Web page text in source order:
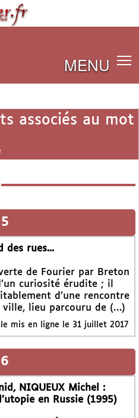
MENU
associés au mot
des rues...
de Fourier par Breton
curiosité érudite ; il
d’une rencontre
ville, lieu parcouru de (…)
mis en ligne le 31 juillet 2017
NIQUEUX Michel :
en Russie (1995)